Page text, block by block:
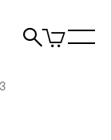
Suche
Artikel
im